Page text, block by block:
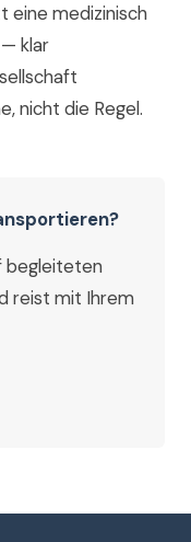
eine medizinisch
klar
nicht die Regel.
begleiteten
reist mit Ihrem